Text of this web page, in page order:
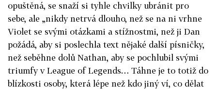
opuštěná, se snaží si tyhle chvilky ubránit pro
sebe, ale „nikdy netrvá dlouho, než se na ni vrhne
Violet se svými otázkami a stížnostmi, než ji Dan
požádá, aby si poslechla text nějaké další písničky,
než seběhne dolů Nathan, aby se pochlubil svými
triumfy v League of Legends… Táhne je to totiž do
blízkosti osoby, která lépe než kdo jiný ví, co dělat